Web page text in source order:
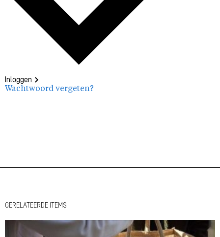
Inloggen
Wachtwoord vergeten?
GERELATEERDE ITEMS